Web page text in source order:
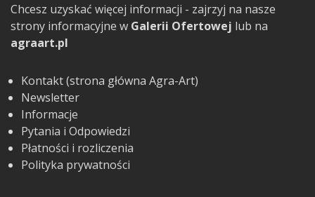
Chcesz uzyskać więcej informacji - zajrzyj na nasze
strony informacyjne w Galerii Ofertowej lub na
agraart.pl
Kontakt (strona główna Agra-Art)
Newsletter
Informacje
Pytania i Odpowiedzi
Płatności i rozliczenia
Polityka prywatności